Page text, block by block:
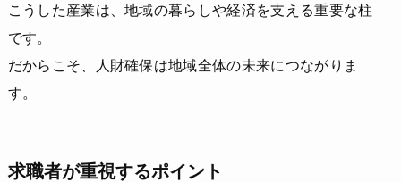
こうした産業は、地域の暮らしや経済を支える重要な柱
です。
だからこそ、人財確保は地域全体の未来につながりま
す。
求職者が重視するポイント